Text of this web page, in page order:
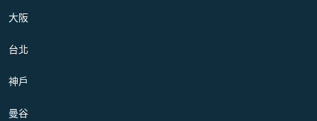
大阪
台北
神戶
曼谷